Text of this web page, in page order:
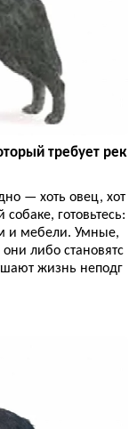
требует рек
— хоть овец, хот
готовьтесь:
и мебели. Умные,
либо становятс
жизнь неподг